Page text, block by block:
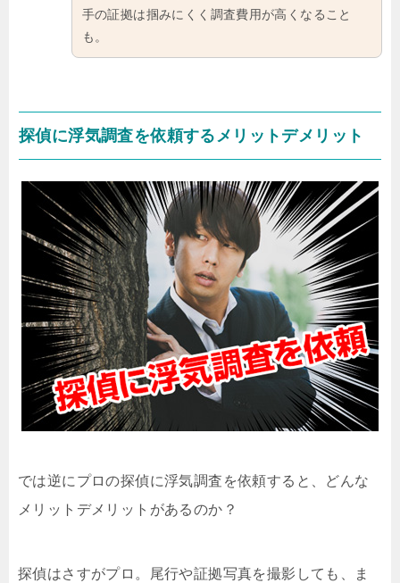
手の証拠は掴みにくく調査費用が高くなること
も。
探偵に浮気調査を依頼するメリットデメリット
では逆にプロの探偵に浮気調査を依頼すると、どんな
メリットデメリットがあるのか？
探偵はさすがプロ。尾行や証拠写真を撮影しても、ま